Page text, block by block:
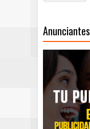
Anunciantes